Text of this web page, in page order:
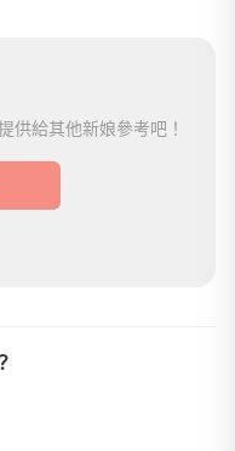
供給其他新娘參考吧！